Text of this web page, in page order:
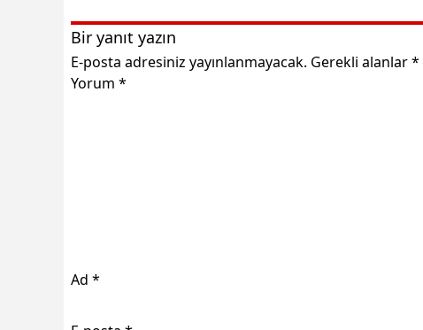
Bir yanıt yazın
E-posta adresiniz yayınlanmayacak. Gerekli alanlar*
Yorum *
Ad *